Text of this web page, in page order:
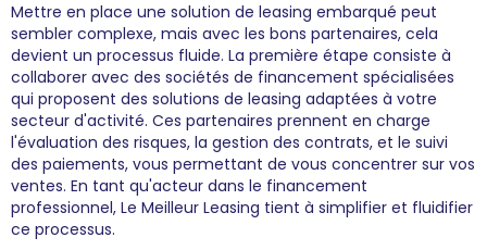
Mettre en place une solution de leasing embarqué peut
sembler complexe, mais avec les bons partenaires, cela
devient un processus fluide. La première étape consiste à
collaborer avec des sociétés de financement spécialisées
qui proposent des solutions de leasing adaptées à votre
secteur d'activité. Ces partenaires prennent en charge
l'évaluation des risques, la gestion des contrats, et le suivi
des paiements, vous permettant de vous concentrer sur vos
ventes. En tant qu'acteur dans le financement
professionnel, Le Meilleur Leasing tient à simplifier et fluidifier
ce processus.